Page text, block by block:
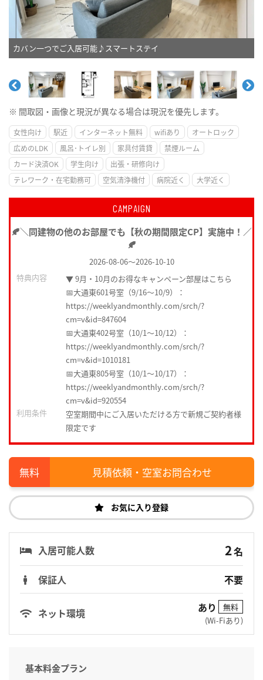
カバン一つでご入居可能♪スマートステイ
※ 間取図・画像と現況が異なる場合は現況を優先します。
女性向け 駅近 インターネット無料 wifiあり
オートロック
広めのLDK
風呂･トイレ別 家具付賃貸
禁煙ルーム
カード決済OK
学生向け
出張・研修向け
テレワーク・在宅勤務可
空気清浄機付 病院近く 大学近く
CAMPAIGN
🍂＼同建物の他のお部屋でも【秋の期間限定CP】実施中！／
🍂
2026-08-06～2026-10-10
特典内容
▼ 9月・10月のお得なキャンペーン部屋はこちら
📅大通東601号室（9/16〜10/9）：
https://weeklyandmonthly.com/srch/?
cm=v&id=847604
📅大通東402号室（10/1〜10/12）：
https://weeklyandmonthly.com/srch/?
cm=v&id=1010181
📅大通東805号室（10/1〜10/17）：
https://weeklyandmonthly.com/srch/?
cm=v&id=920554
利用条件
空室期間中にご入居いただける方で新規ご契約者様
限定です
見積依頼・空室お問合わせ
お気に入り登録
入居可能人数 2名
保証人
不要
ネット環境 あり
無料
(Wi-Fiあり)
基本料金プラン